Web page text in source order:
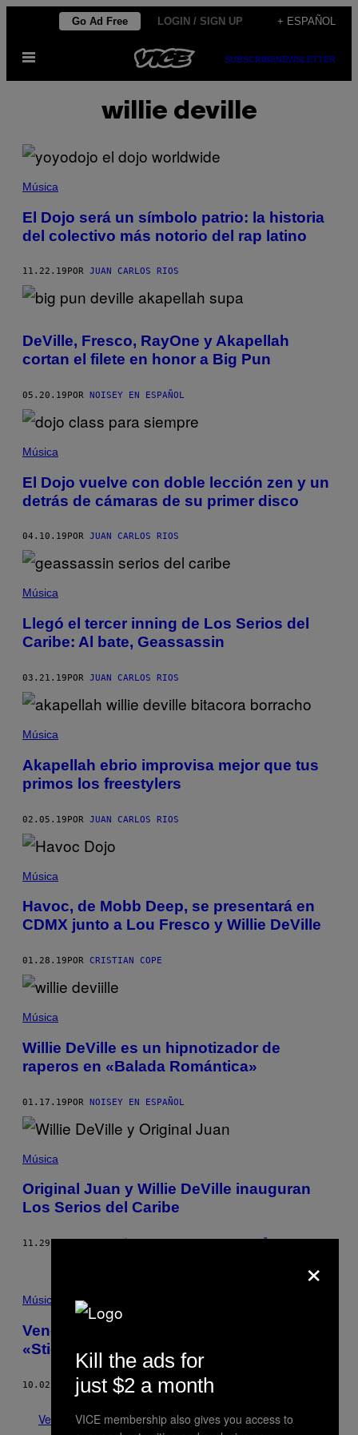
contenido
Go Ad Free LOGIN / SIGN UP + ESPAÑOL
Abrir
SUBSCRIBENEWSLETTER
willie deville
Música
El Dojo será un símbolo patrio: la historia
del colectivo más notorio del rap latino
11.22.19 POR JUAN CARLOS RIOS
DeVille, Fresco, RayOne y Akapellah
cortan el filete en honor a Big Pun
05.20.19POR NOISEY EN ESPAÑOL
Música
El Dojo vuelve con doble lección zen y un
detrás de cámaras de su primer disco
04.10.19 POR JUAN CARLOS RIOS
Música
Llegó el tercer inning de Los Serios del
Caribe: Al bate, Geassassin
03.21.19POR JUAN CARLOS RIOS
Música
Akapellah ebrio improvisa mejor que tus
primos los freestylers
02.05.19POR JUAN CARLOS RIOS
Música
Havoc, de Mobb Deep, se presentará en
CDMX junto a Lou Fresco y Willie DeVille
01.28.19 POR CRISTIAN COPE
Música
Willie DeVille es un hipnotizador de
raperos en «Balada Romántica»
01.17.19POR NOISEY EN ESPAÑOL
Música
Original Juan y Willie DeVille inauguran
Los Serios del Caribe
11.29.18
Música
Venezuela Worldwide Mobbin’: Escucha
«Sticky Mob», el nuevo sencillo de El Dojo
10.02.18 PORCRISTIAN COPE
Ver todo
×
Kill the ads for
just $2 a month
VICE membership also gives you access to